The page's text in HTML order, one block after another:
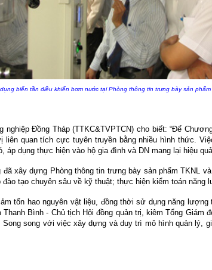
biến tần điều khiển bơm nước tại Phòng thông tin trưng bày sản
Đồng Tháp (TTKC&TVPTCN) cho biết: “Để
quan tích cực tuyên truyền bằng nhiều hình thức.
dụng thực hiện vào hộ gia đình và DN mang lại hiệu quả
xây dựng Phòng thông tin trưng bày sản phẩm TKNL
tạo chuyên sâu về kỹ thuật; thực hiện kiểm toán
tổn hao nguyên vật liệu, đồng thời sử dụng năng
Bình - Chủ tịch Hội đồng quản trị, kiêm Tổng
song với việc xây dựng và duy trì mô hình quản lý,